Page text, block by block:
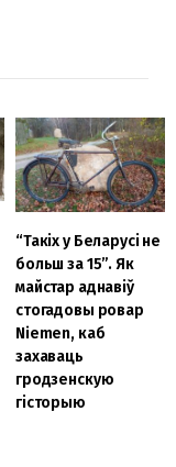
“Такіх у Беларусі не
больш за 15”. Як
майстар аднавіў
стогадовы ровар
Niemen, каб
захаваць
гродзенскую
гісторыю